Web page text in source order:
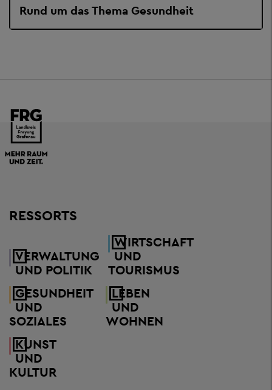
Rund um das Thema Gesundheit
RESSORTS
VERWALTUNG
UND POLITIK
WIRTSCHAFT
UND
TOURISMUS
GESUNDHEIT
UND
SOZIALES
LEBEN
UND
WOHNEN
KUNST
UND
KULTUR